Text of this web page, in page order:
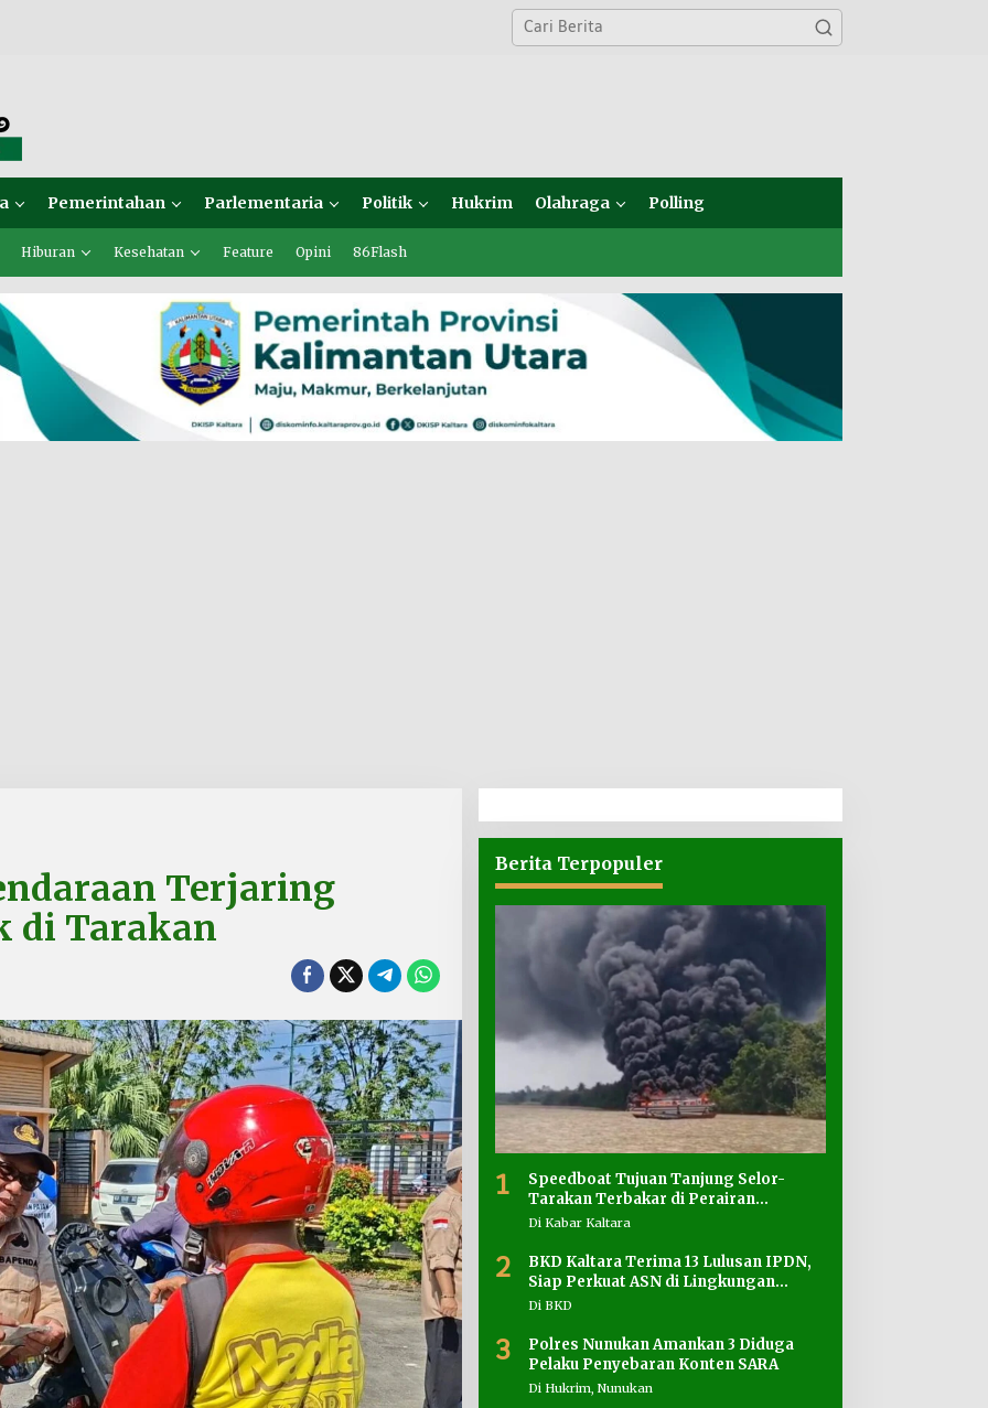
Pemerintahan Parlementaria Politik Hukrim Olahraga Polling
Hiburan Kesehatan Feature Opini 86Flash
Terjaring
di Tarakan
Berita Terpopuler
1
Speedboat Tujuan Tanjung Selor-
Tarakan Terbakar di Perairan
Salimbatu
Di Kabar Kaltara
2
BKD Kaltara Terima 13 Lulusan IPDN,
Siap Perkuat ASN di Lingkungan
Pemprov
Di BKD
3
Polres Nunukan Amankan 3 Diduga
Pelaku Penyebaran Konten SARA
Di Hukrim, Nunukan